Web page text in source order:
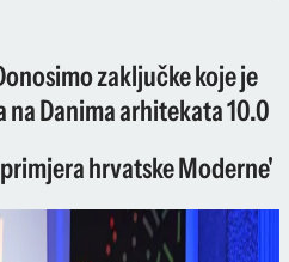
zaključke koje je
Danima arhitekata 10.0
hrvatske Moderne'